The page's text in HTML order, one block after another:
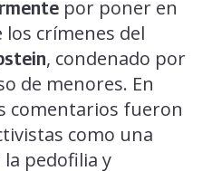
por poner en
los crímenes del
, condenado por
de menores. En
comentarios fueron
como una
pedofilia y